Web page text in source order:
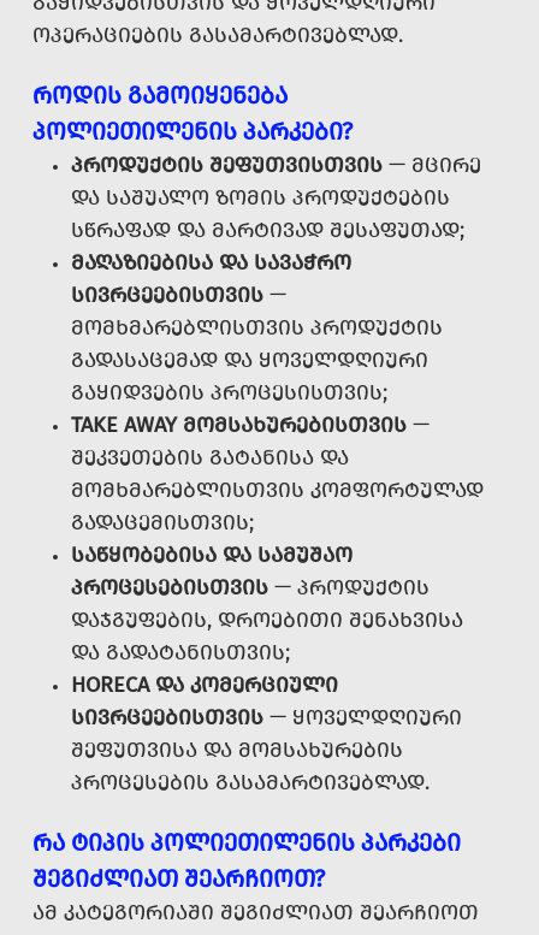
ᲝᲞᲔᲠᲐᲪᲘᲔᲑᲘᲡ ᲒᲐᲡᲐᲛᲐᲠᲢᲘᲕᲔᲑᲚᲐᲓ.
ᲠᲝᲓᲘᲡ ᲒᲐᲛᲝᲘᲧᲔᲜᲔᲑᲐ
ᲞᲝᲚᲘᲔᲗᲘᲚᲔᲜᲘᲡ ᲞᲐᲠᲙᲔᲑᲘ?
ᲞᲠᲝᲓᲣᲥᲢᲘᲡ ᲨᲔᲤᲣᲗᲕᲘᲡᲗᲕᲘᲡ — ᲛᲪᲘᲠᲔ
ᲓᲐ ᲡᲐᲨᲣᲐᲚᲝ ᲖᲝᲛᲘᲡ ᲞᲠᲝᲓᲣᲥᲢᲔᲑᲘᲡ
ᲡᲬᲠᲐᲤᲐᲓ ᲓᲐ ᲛᲐᲠᲢᲘᲕᲐᲓ ᲨᲔᲡᲐᲤᲣᲗᲐᲓ;
ᲛᲐᲦᲐᲖᲘᲔᲑᲘᲡᲐ ᲓᲐ ᲡᲐᲕᲐᲭᲠᲝ
ᲡᲘᲕᲠᲪᲔᲔᲑᲘᲡᲗᲕᲘᲡ —
ᲛᲝᲛᲮᲛᲐᲠᲔᲑᲚᲘᲡᲗᲕᲘᲡ ᲞᲠᲝᲓᲣᲥᲢᲘᲡ
ᲒᲐᲓᲐᲡᲐᲪᲔᲛᲐᲓ ᲓᲐ ᲧᲝᲕᲔᲚᲓᲦᲘᲣᲠᲘ
ᲒᲐᲧᲘᲓᲕᲔᲑᲘᲡ ᲞᲠᲝᲪᲔᲡᲘᲡᲗᲕᲘᲡ;
TAKE AWAY ᲛᲝᲛᲡᲐᲮᲣᲠᲔᲑᲘᲡᲗᲕᲘᲡ —
ᲨᲔᲙᲕᲔᲗᲔᲑᲘᲡ ᲒᲐᲢᲐᲜᲘᲡᲐ ᲓᲐ
ᲛᲝᲛᲮᲛᲐᲠᲔᲑᲚᲘᲡᲗᲕᲘᲡ ᲙᲝᲛᲤᲝᲠᲢᲣᲚᲐᲓ
ᲒᲐᲓᲐᲪᲔᲛᲘᲡᲗᲕᲘᲡ;
ᲡᲐᲬᲧᲝᲑᲔᲑᲘᲡᲐ ᲓᲐ ᲡᲐᲛᲣᲨᲐᲝ
ᲞᲠᲝᲪᲔᲡᲔᲑᲘᲡᲗᲕᲘᲡ — ᲞᲠᲝᲓᲣᲥᲢᲘᲡ
ᲓᲐᲯᲒᲣᲤᲔᲑᲘᲡ, ᲓᲠᲝᲔᲑᲘᲗᲘ ᲨᲔᲜᲐᲮᲕᲘᲡᲐ
ᲓᲐ ᲒᲐᲓᲐᲢᲐᲜᲘᲡᲗᲕᲘᲡ;
HORECA ᲓᲐ ᲙᲝᲛᲔᲠᲪᲘᲣᲚᲘ
ᲡᲘᲕᲠᲪᲔᲔᲑᲘᲡᲗᲕᲘᲡ — ᲧᲝᲕᲔᲚᲓᲦᲘᲣᲠᲘ
ᲨᲔᲤᲣᲗᲕᲘᲡᲐ ᲓᲐ ᲛᲝᲛᲡᲐᲮᲣᲠᲔᲑᲘᲡ
ᲞᲠᲝᲪᲔᲡᲔᲑᲘᲡ ᲒᲐᲡᲐᲛᲐᲠᲢᲘᲕᲔᲑᲚᲐᲓ.
ᲠᲐ ᲢᲘᲞᲘᲡ ᲞᲝᲚᲘᲔᲗᲘᲚᲔᲜᲘᲡ ᲞᲐᲠᲙᲔᲑᲘ
ᲨᲔᲒᲘᲫᲚᲘᲐᲗ ᲨᲔᲐᲠᲩᲘᲝᲗ?
ᲐᲛ ᲙᲐᲢᲔᲒᲝᲠᲘᲐᲨᲘ ᲨᲔᲒᲘᲫᲚᲘᲐᲗ ᲨᲔᲐᲠᲩᲘᲝᲗ